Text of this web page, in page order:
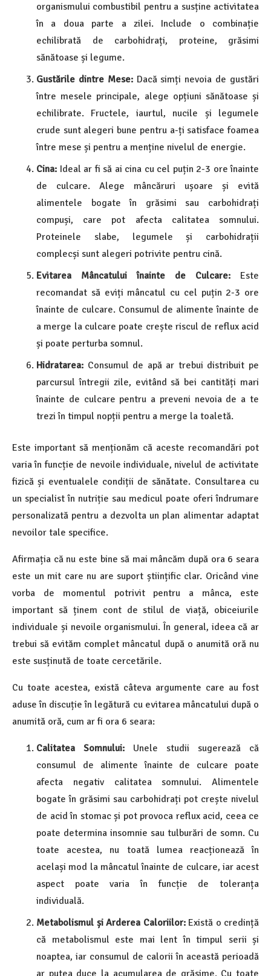
organismului combustibil pentru a susține activitatea
în a doua parte a zilei. Include o combinație
echilibrată de carbohidrați, proteine, grăsimi
sănătoase și legume.
Gustările dintre Mese:Dacă simți nevoia de gustări
între mesele principale, alege opțiuni sănătoase și
echilibrate. Fructele, iaurtul, nucile și legumele
crude sunt alegeri bune pentru a-ți satisface foamea
între mese și pentru a menține nivelul de energie.
Cina: Ideal ar fi să ai cina cu cel puțin 2-3 ore înainte
de culcare. Alege mâncăruri ușoare și evită
alimentele bogate în grăsimi sau carbohidrați
compuși, care pot afecta calitatea somnului.
Proteinele slabe, legumele și carbohidrații
complecși sunt alegeri potrivite pentru cină.
Evitarea Mâncatului înainte de Culcare: Este
recomandat să eviți mâncatul cu cel puțin 2-3 ore
înainte de culcare. Consumul de alimente înainte de
a merge la culcare poate crește riscul de reflux acid
și poate perturba somnul.
Hidratarea: Consumul de apă ar trebui distribuit pe
parcursul întregii zile, evitând să bei cantități mari
înainte de culcare pentru a preveni nevoia de a te
trezi în timpul nopții pentru a merge la toaletă.
Este important să menționăm că aceste recomandări pot
varia în funcție de nevoile individuale, nivelul de activitate
fizică și eventualele condiții de sănătate. Consultarea cu
un specialist în nutriție sau medicul poate oferi îndrumare
personalizată pentru a dezvolta un plan alimentar adaptat
nevoilor tale specifice.
Afirmația că nu este bine să mai mâncăm după ora 6 seara
este un mit care nu are suport științific clar. Oricând vine
vorba de momentul potrivit pentru a mânca, este
important să ținem cont de stilul de viață, obiceiurile
individuale și nevoile organismului. În general, ideea că ar
trebui să evităm complet mâncatul după o anumită oră nu
este susținută de toate cercetările.
Cu toate acestea, există câteva argumente care au fost
aduse în discuție în legătură cu evitarea mâncatului după o
anumită oră, cum ar fi ora 6 seara:
Calitatea Somnului: Unele studii sugerează că
consumul de alimente înainte de culcare poate
afecta negativ calitatea somnului. Alimentele
bogate în grăsimi sau carbohidrați pot crește nivelul
de acid în stomac și pot provoca reflux acid, ceea ce
poate determina insomnie sau tulburări de somn. Cu
toate acestea, nu toată lumea reacționează în
același mod la mâncatul înainte de culcare, iar acest
aspect poate varia în funcție de toleranța
individuală.
Metabolismul și Arderea Caloriilor:Există o credință
că metabolismul este mai lent în timpul serii și
noaptea, iar consumul de calorii în această perioadă
ar putea duce la acumularea de grăsime. Cu toate